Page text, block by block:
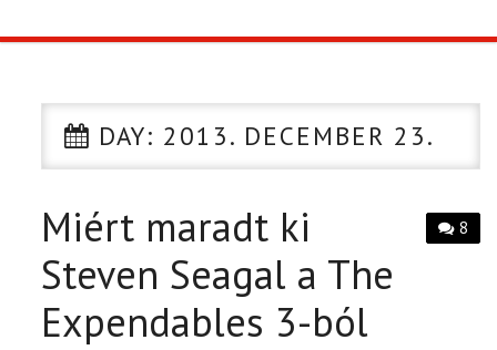
CIKK
PÓLÓ RENDELÉS
DAY: 2013. DECEMBER 23.
8
Miért maradt ki
Steven Seagal a The
Expendables 3-ból